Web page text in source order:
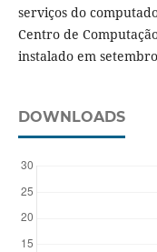
serviços do
Centro de
instalado em
DOWNLOADS